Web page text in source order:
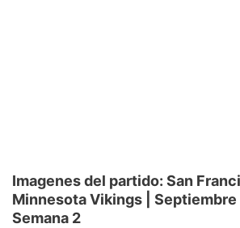
Imagenes del partido: San
Minnesota Vikings | Septiembre
Semana 2